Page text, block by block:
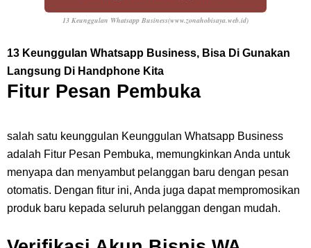
7 Fakta Brook One Piece, Mantan Kapten Yang Poster Bountynya
Poster Konser
Resep Martabak Manis, Cemilan Enak Yang Memiliki Nama Lain
Saturday, 8 August
13 Keunggulan Whatsapp Business(www.zonahobisaya.web.id)
13 Keunggulan Whatsapp Business, Bisa Di Gunakan
Langsung Di Handphone Kita
Fitur Pesan Pembuka
salah satu keunggulan Keunggulan Whatsapp Business
adalah Fitur Pesan Pembuka, memungkinkan Anda untuk
menyapa dan menyambut pelanggan baru dengan pesan
otomatis. Dengan fitur ini, Anda juga dapat mempromosikan
produk baru kepada seluruh pelanggan dengan mudah.